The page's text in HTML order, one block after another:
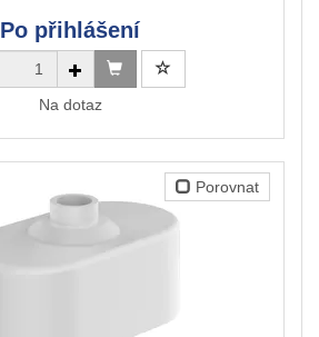
Po přihlášení
Na dotaz
Porovnat